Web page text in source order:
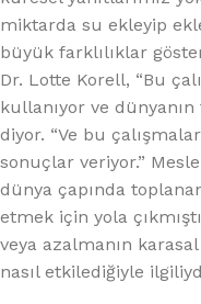
miktarda su ekleyip
büyük farklılıklar
Dr. Lotte Korell, “Bu
kullanıyor ve
diyor. “Ve bu
sonuçlar veriyor.”
dünya çapında
etmek için yola
veya azalmanın
nasıl etkilediğiyle